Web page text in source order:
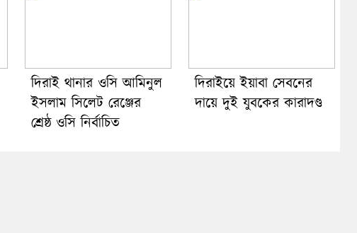
দিরাই থানার ওসি আমিনুল
ইসলাম সিলেট রেঞ্জের
শ্রেষ্ঠ ওসি নির্বাচিত
দিরাইয়ে ইয়াবা সেবনের
দায়ে দুই যুবকের কারাদণ্ড